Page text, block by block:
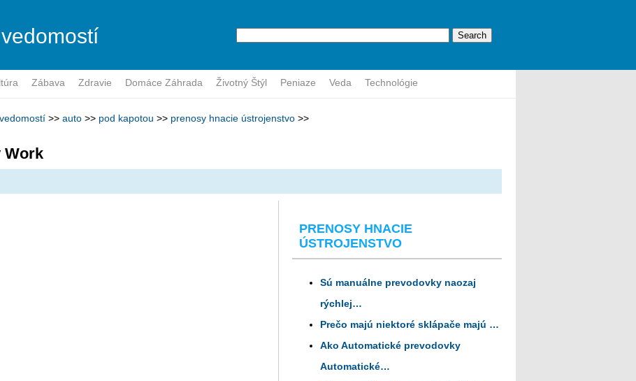
Zábava Zdravie Domáce Záhrada Životný Štýl Peniaze Veda Technológie
>> auto >> pod kapotou >> prenosy hnacie ústrojenstvo >>
Work
PRENOSY HNACIE
ÚSTROJENSTVO
Sú manuálne prevodovky naozaj
rýchlej…
Prečo majú niektoré sklápače majú …
Ako Automatické prevodovky
Automatické…